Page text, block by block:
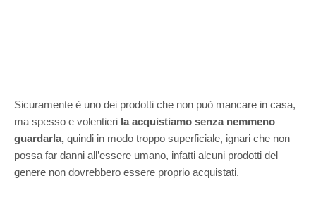
Sicuramente è uno dei prodotti che non può mancare in casa,
ma spesso e volentieri la acquistiamo senza nemmeno
guardarla, quindi in modo troppo superficiale, ignari che non
possa far danni all’essere umano, infatti alcuni prodotti del
genere non dovrebbero essere proprio acquistati.